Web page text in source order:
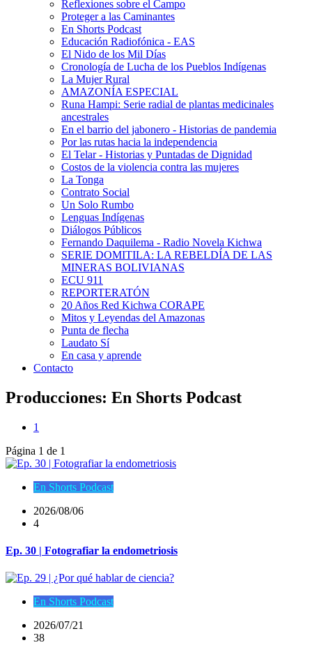
Reflexiones sobre el Campo
Proteger a las Caminantes
En Shorts Podcast
Educación Radiofónica - EAS
El Nido de los Mil Días
Cronología de Lucha de los Pueblos Indígenas
La Mujer Rural
AMAZONÍA ESPECIAL
Runa Hampi: Serie radial de plantas medicinales
ancestrales
En el barrio del jabonero - Historias de pandemia
Por las rutas hacia la independencia
El Telar - Historias y Puntadas de Dignidad
Costos de la violencia contra las mujeres
La Tonga
Contrato Social
Un Solo Rumbo
Lenguas Indígenas
Diálogos Públicos
Fernando Daquilema - Radio Novela Kichwa
SERIE DOMITILA: LA REBELDÍA DE LAS
MINERAS BOLIVIANAS
ECU 911
REPORTERATÓN
20 Años Red Kichwa CORAPE
Mitos y Leyendas del Amazonas
Punta de flecha
Laudato Sí
En casa y aprende
Contacto
Producciones: En Shorts Podcast
1
Página 1 de 1
En Shorts Podcast
2026/08/06
4
Ep. 30 | Fotografiar la endometriosis
En Shorts Podcast
2026/07/21
38